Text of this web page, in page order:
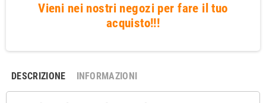
Vieni nei nostri negozi per fare il tuo
acquisto!!!
DESCRIZIONE INFORMAZIONI